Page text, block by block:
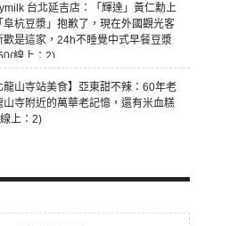
台北延吉店：「輝達」黃仁勳上
阜杭豆漿」抱歉了，現在外國觀光客
歡是這家，24h不睡覺中式早餐豆漿
線上：2)
龍山寺站美食】亞東甜不辣：60年老
山寺附近的萬華老記憶，還有米血糕
上：2)